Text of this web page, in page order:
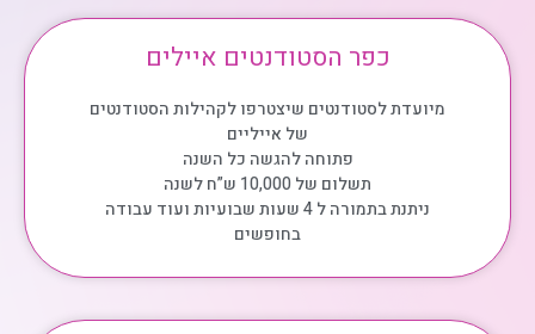
כפר הסטודנטים איילים
מיועדת לסטודנטים שיצטרפו לקהילות הסטודנטים
של אייליים
פתוחה להגשה כל השנה
תשלום של 10,000 ש”ח לשנה
ניתנת בתמורה ל 4 שעות שבועיות ועוד עבודה
בחופשים